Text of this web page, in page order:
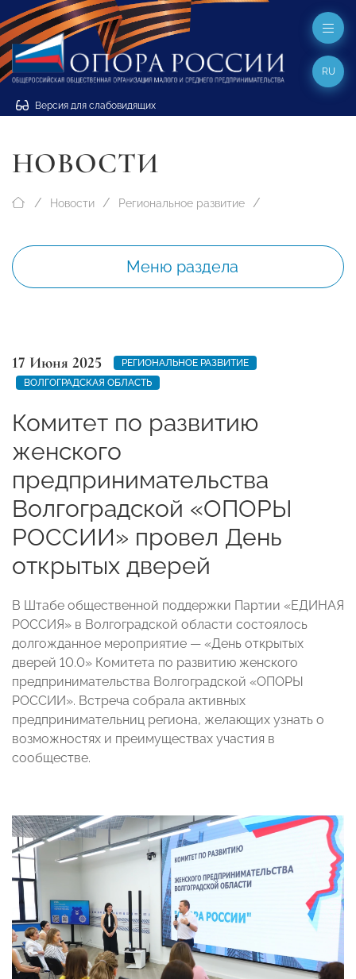
Версия для слабовидящих
RU
НОВОСТИ
Новости Региональное развитие
Меню раздела
17 Июня 2025
РЕГИОНАЛЬНОЕ РАЗВИТИЕ
ВОЛГОГРАДСКАЯ ОБЛАСТЬ
Комитет по развитию
женского
предпринимательства
Волгоградской «ОПОРЫ
РОССИИ» провел День
открытых дверей
В Штабе общественной поддержки Партии «ЕДИНАЯ
РОССИЯ» в Волгоградской области состоялось
долгожданное мероприятие — «День открытых
дверей 10.0» Комитета по развитию женского
предпринимательства Волгоградской «ОПОРЫ
РОССИИ». Встреча собрала активных
предпринимательниц региона, желающих узнать о
возможностях и преимуществах участия в
сообществе.